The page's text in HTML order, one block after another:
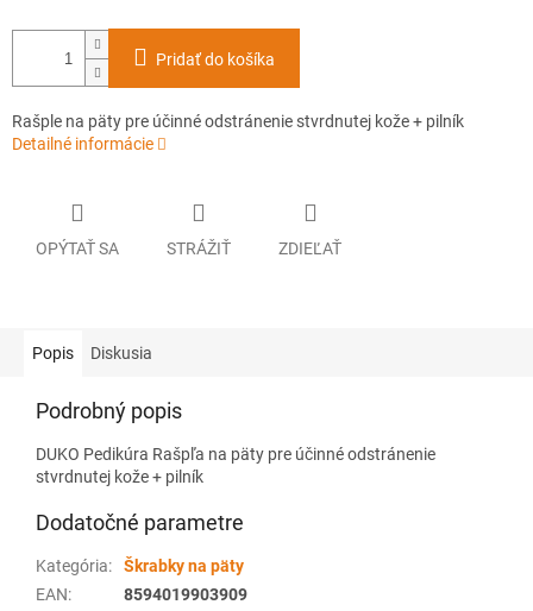
Pridať do košíka
Rašple na päty pre účinné odstránenie stvrdnutej kože + pilník
Detailné informácie
OPÝTAŤ SA STRÁŽIŤ ZDIEĽAŤ
Popis Diskusia
Podrobný popis
DUKO Pedikúra Rašpľa na päty pre účinné odstránenie
stvrdnutej kože + pilník
Dodatočné parametre
Kategória:
Škrabky na päty
EAN:
8594019903909